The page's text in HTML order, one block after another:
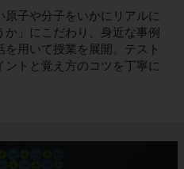
原子や分子をいかにリアルに
か」にこだわり、身近な事例
を用いて授業を展開。テスト
ントと覚え方のコツを丁寧に